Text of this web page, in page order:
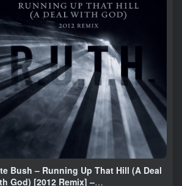
Bush – Running Up That Hill (A Deal
God) [2012 Remix] –